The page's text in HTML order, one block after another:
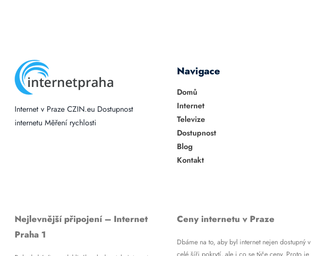
Internet v Praze CZIN.eu Dostupnost
internetu Měření rychlosti
Navigace
Domů
Internet
Televize
Dostupnost
Blog
Kontakt
Nejlevnější připojení – Internet
Praha 1
Ceny internetu v Praze
Dbáme na to, aby byl internet nejen dostupný v
celé šíři pokrytí, ale i co se týče ceny. Proto je